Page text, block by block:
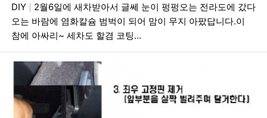
DIY
2월6일에 새차받아서 글쎄 눈이 펑펑오는 전라도에 갔다
오는 바람에 염화칼슘 범벅이 되어 맘이 무지 아팠답니다.이
참에 아싸리~ 세차도 할겸 코팅…